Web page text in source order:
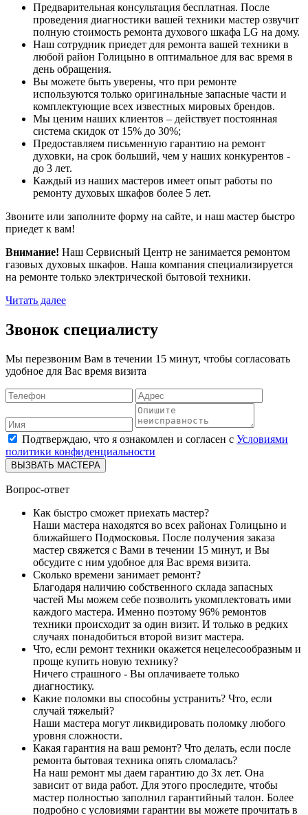
Предварительная консультация бесплатная. После
проведения диагностики вашей техники мастер озвучит
полную стоимость ремонта духового шкафа LG на дому.
Наш сотрудник приедет для ремонта вашей техники в
любой район Голицыно в оптимальное для вас время в
день обращения.
Вы можете быть уверены, что при ремонте
используются только оригинальные запасные части и
комплектующие всех известных мировых брендов.
Мы ценим наших клиентов – действует постоянная
система скидок от 15% до 30%;
Предоставляем письменную гарантию на ремонт
духовки, на срок больший, чем у наших конкурентов -
до 3 лет.
Каждый из наших мастеров имеет опыт работы по
ремонту духовых шкафов более 5 лет.
Звоните или заполните форму на сайте, и наш мастер быстро
приедет к вам!
Внимание! Наш Сервисный Центр не занимается ремонтом
газовых духовых шкафов. Наша компания специализируется
на ремонте только электрической бытовой техники.
Читать далее
Звонок специалисту
Мы перезвоним Вам в течении 15 минут, чтобы согласовать
удобное для Вас время визита
Подтверждаю, что я ознакомлен и согласен с Условиями
политики конфиденциальности
ВЫЗВАТЬ МАСТЕРА
Вопрос-ответ
Как быстро сможет приехать мастер?
Наши мастера находятся во всех районах Голицыно и
ближайшего Подмосковья. После получения заказа
мастер свяжется с Вами в течении 15 минут, и Вы
обсудите с ним удобное для Вас время визита.
Сколько времени занимает ремонт?
Благодаря наличию собственного склада запасных
частей Мы можем себе позволить укомплектовать ими
каждого мастера. Именно поэтому 96% ремонтов
техники происходит за один визит. И только в редких
случаях понадобиться второй визит мастера.
Что, если ремонт техники окажется нецелесообразным и
проще купить новую технику?
Ничего страшного - Вы оплачиваете только
диагностику.
Какие поломки вы способны устранить? Что, если
случай тяжелый?
Наши мастера могут ликвидировать поломку любого
уровня сложности.
Какая гарантия на ваш ремонт? Что делать, если после
ремонта бытовая техника опять сломалась?
На наш ремонт мы даем гарантию до 3х лет. Она
зависит от вида работ. Для этого проследите, чтобы
мастер полностью заполнил гарантийный талон. Более
подробно с условиями гарантии вы можете прочитать в